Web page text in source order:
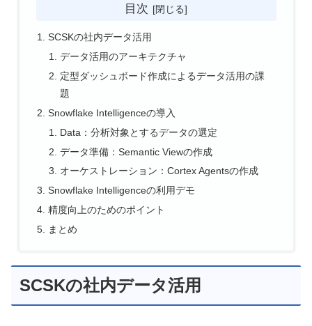
目次
SCSKの社内データ活用
データ活用のアーキテクチャ
定型ダッシュボード作成によるデータ活用の課
題
Snowflake Intelligenceの導入
Data：分析対象とするデータの選定
データ準備：Semantic Viewの作成
オーケストレーション：Cortex Agentsの作成
Snowflake Intelligenceの利用デモ
精度向上のためのポイント
まとめ
SCSKの社内データ活用